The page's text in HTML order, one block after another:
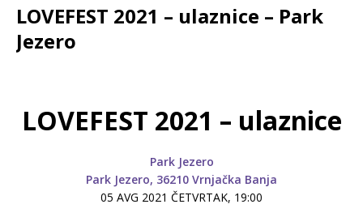
LOVEFEST 2021 – ulaznice – Park
Jezero
LOVEFEST 2021 – ulaznice
Park Jezero
Park Jezero, 36210 Vrnjačka Banja
05 AVG 2021 ČETVRTAK, 19:00